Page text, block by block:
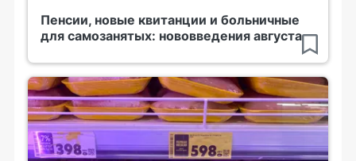
Пенсии, новые квитанции и больничные
для самозанятых: нововведения августа